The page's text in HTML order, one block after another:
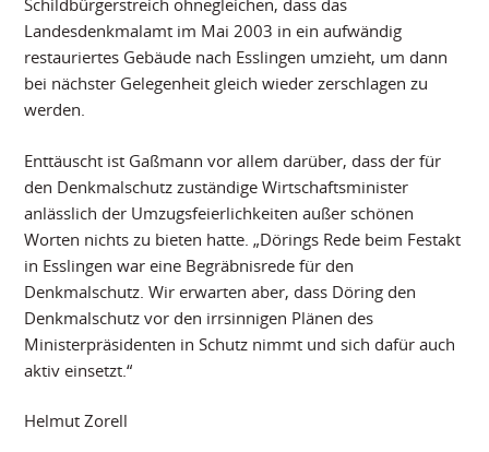
Landesdenkmalamt im Mai 2003 in ein aufwändig
restauriertes Gebäude nach Esslingen umzieht, um dann
bei nächster Gelegenheit gleich wieder zerschlagen zu
werden.
Enttäuscht ist Gaßmann vor allem darüber, dass der für
den Denkmalschutz zuständige Wirtschaftsminister
anlässlich der Umzugsfeierlichkeiten außer schönen
Worten nichts zu bieten hatte. „Dörings Rede beim Festakt
in Esslingen war eine Begräbnisrede für den
Denkmalschutz. Wir erwarten aber, dass Döring den
Denkmalschutz vor den irrsinnigen Plänen des
Ministerpräsidenten in Schutz nimmt und sich dafür auch
aktiv einsetzt.“
Helmut Zorell